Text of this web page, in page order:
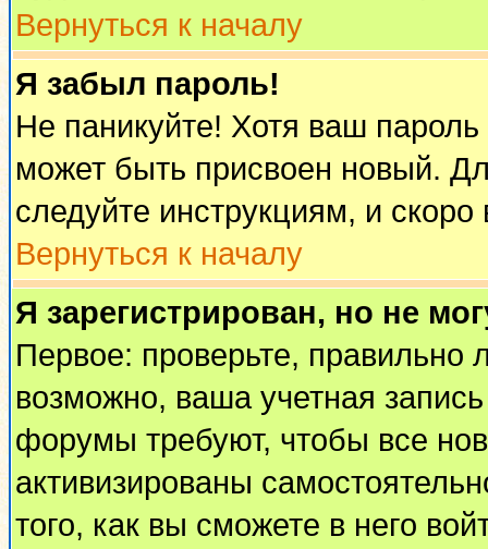
Вернуться к началу
Я забыл пароль!
Не паникуйте! Хотя ваш
может быть присвоен новый.
следуйте инструкциям, и
Вернуться к началу
Я зарегистрирован, но не
Первое: проверьте, правильно
возможно, ваша учетная
форумы требуют, чтобы все
активизированы
того, как вы сможете в него